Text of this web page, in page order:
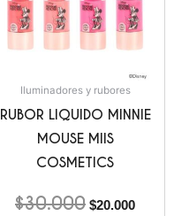
Iluminadores y rubores
RUBOR LIQUIDO MINNIE
MOUSE MIIS
COSMETICS
$30.000 $20.000